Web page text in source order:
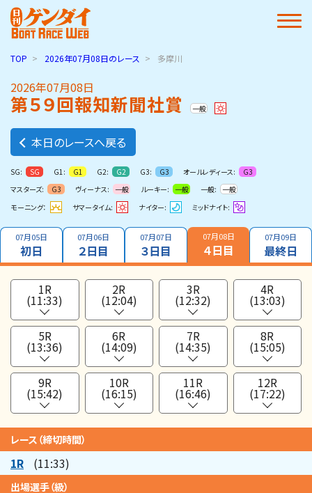
TOP 2026年07月08日のレース 多摩川
2026年07月08日
第５９回報知新聞社賞 一般
本日のレースへ戻る
SG: SG G1: G1 G2: G2 G3: G3 オールレディース:
G3
マスターズ:
G3 ヴィーナス: 一般 ルーキー: 一般 一般: 一般
モーニング：
サマータイム: ナイター: ミッドナイト:
07月05日
初日
07月06日
２日目
07月07日
３日目
07月08日
４日目
07月09日
最終日
1R
(11:33)
2R
(12:04)
3R
(12:32)
4R
(13:03)
5R
(13:36)
6R
(14:09)
7R
(14:35)
8R
(15:05)
9R
(15:42)
10R
(16:15)
11R
(16:46)
12R
(17:22)
レース（締切時間）
1R (11:33)
出場選手（級）